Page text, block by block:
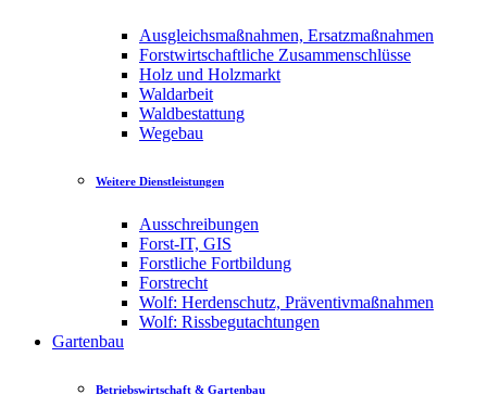
Ausgleichsmaßnahmen, Ersatzmaßnahmen
Forstwirtschaftliche Zusammenschlüsse
Holz und Holzmarkt
Waldarbeit
Waldbestattung
Wegebau
Weitere Dienstleistungen
Ausschreibungen
Forst-IT, GIS
Forstliche Fortbildung
Forstrecht
Wolf: Herdenschutz, Präventivmaßnahmen
Wolf: Rissbegutachtungen
Gartenbau
Betriebswirtschaft & Gartenbau